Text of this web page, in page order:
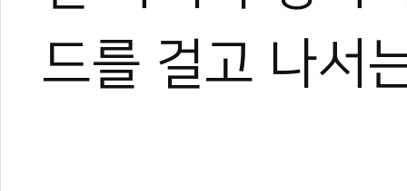
드를 걸고 나서
격투 선수와 일
‘UFC 4연승’ 사
제자 양성에 나
태권 파이터 홍